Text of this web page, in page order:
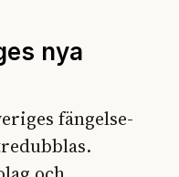
nya
fängelse-